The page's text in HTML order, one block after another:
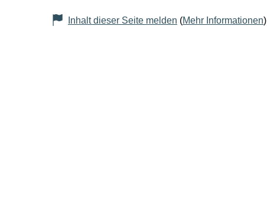
Inhalt dieser Seite melden (Mehr Informationen)